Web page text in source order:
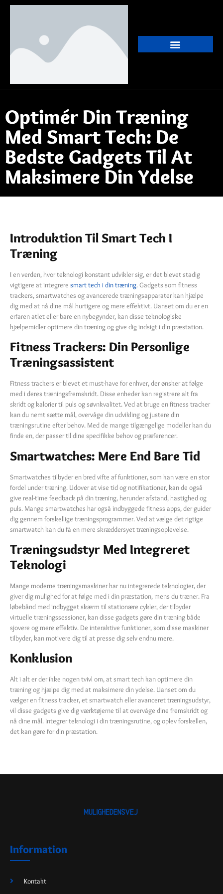
Optimér Din Træning
Med Smart Tech: De
Bedste Gadgets Til At
Maksimere Din Ydelse
Introduktion Til Smart Tech I
Træning
I en verden, hvor teknologi konstant udvikler sig, er det blevet stadig
vigtigere at integrere smart tech i din træning. Gadgets som fitness
trackers, smartwatches og avancerede træningsapparater kan hjælpe
dig med at nå dine mål hurtigere og mere effektivt. Uanset om du er en
erfaren atlet eller bare en nybegynder, kan disse teknologiske
hjælpemidler optimere din træning og give dig indsigt i din præstation.
Fitness Trackers: Din Personlige
Træningsassistent
Fitness trackers er blevet et must-have for enhver, der ønsker at følge
med i deres træningsfremskridt. Disse enheder kan registrere alt fra
skridt og kalorier til puls og søvnkvalitet. Ved at bruge en fitness tracker
kan du nemt sætte mål, overvåge din udvikling og justere din
træningsrutine efter behov. Med de mange tilgængelige modeller kan du
finde en, der passer til dine specifikke behov og præferencer.
Smartwatches: Mere End Bare Tid
Smartwatches tilbyder en bred vifte af funktioner, som kan være en stor
fordel under træning. Udover at vise tid og notifikationer, kan de også
give real-time feedback på din træning, herunder afstand, hastighed og
puls. Mange smartwatches har også indbyggede fitness apps, der guider
dig gennem forskellige træningsprogrammer. Ved at vælge det rigtige
smartwatch kan du få en mere skræddersyet træningsoplevelse.
Træningsudstyr Med Integreret
Teknologi
Mange moderne træningsmaskiner har nu integrerede teknologier, der
giver dig mulighed for at følge med i din præstation, mens du træner. Fra
løbebånd med indbygget skærm til stationære cykler, der tilbyder
virtuelle træningssessioner, kan disse gadgets gøre din træning både
sjovere og mere effektiv. De interaktive funktioner, som disse maskiner
tilbyder, kan motivere dig til at presse dig selv endnu mere.
Konklusion
Alt i alt er der ikke nogen tvivl om, at smart tech kan optimere din
træning og hjælpe dig med at maksimere din ydelse. Uanset om du
vælger en fitness tracker, et smartwatch eller avanceret træningsudstyr,
vil disse gadgets give dig værktøjerne til at overvåge dine fremskridt og
nå dine mål. Integrer teknologi i din træningsrutine, og oplev forskellen,
det kan gøre for din præstation.
Information
Kontakt